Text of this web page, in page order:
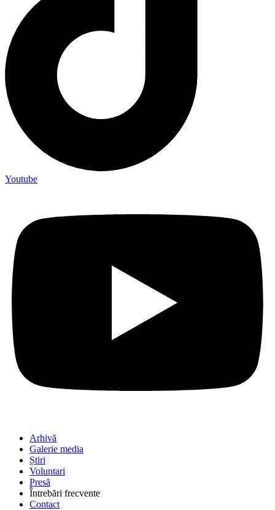
Youtube
Arhivă
Galerie media
Știri
Voluntari
Presă
Întrebări frecvente
Contact